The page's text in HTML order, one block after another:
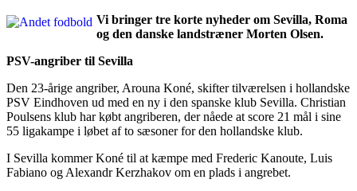
Vi bringer tre korte nyheder om Sevilla, Roma
og den danske landstræner Morten Olsen.
PSV-angriber til Sevilla
Den 23-årige angriber, Arouna Koné, skifter tilværelsen i hollandske
PSV Eindhoven ud med en ny i den spanske klub Sevilla. Christian
Poulsens klub har købt angriberen, der nåede at score 21 mål i sine
55 ligakampe i løbet af to sæsoner for den hollandske klub.
I Sevilla kommer Koné til at kæmpe med Frederic Kanoute, Luis
Fabiano og Alexandr Kerzhakov om en plads i angrebet.